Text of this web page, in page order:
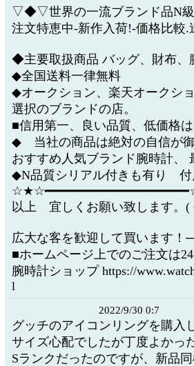
▽◆▽世界の一流ブランド品N
注文特恵中-新作入荷!-価格比較
◆主要取扱商品 バッグ、財布、
◆全国送料一律無料
◆オークション、楽天オークシ
選択のブランドの店。
■信用第一、良い品質、低価格
◆ 当社の商品は絶対の自信が御
おすすめ人気ブランド腕時計、
◆N品質シリアル付きも有り 付
以上 宜しくお願い致します。(
広大な客を歓迎して買います
■ホームページ上でのご注文は
腕時計ショップ https://
l
2022/9/30 0:7
グッチのアイコンリングを購入
サイズ心配でしたが丁度よかっ
Sランクだったのですが、新品同